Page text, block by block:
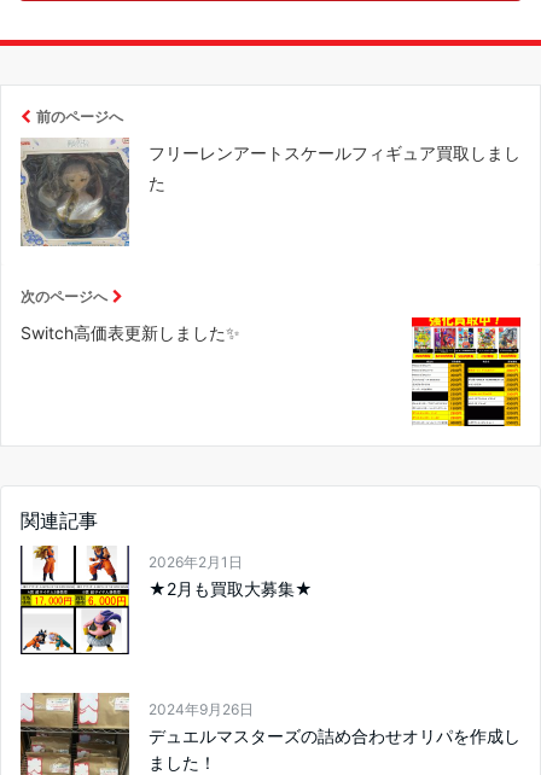
前のページへ
フリーレンアートスケールフィギュア買取しまし
た
次のページへ
Switch高価表更新しました✨
関連記事
2026年2月1日
★2月も買取大募集★
2024年9月26日
デュエルマスターズの詰め合わせオリパを作成し
ました！